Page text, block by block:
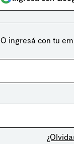
O ingresá con tu